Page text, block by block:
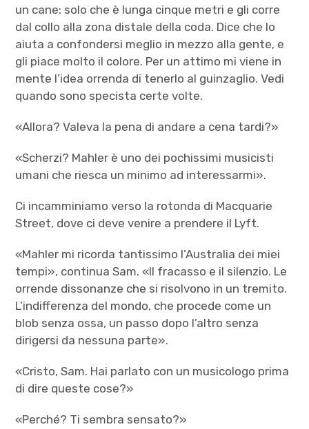
un cane: solo che è lunga cinque metri e gli corre
dal collo alla zona distale della coda. Dice che lo
aiuta a confondersi meglio in mezzo alla gente, e
gli piace molto il colore. Per un attimo mi viene in
mente l’idea orrenda di tenerlo al guinzaglio. Vedi
quando sono specista certe volte.
«Allora? Valeva la pena di andare a cena tardi?»
«Scherzi? Mahler è uno dei pochissimi musicisti
umani che riesca un minimo ad interessarmi».
Ci incamminiamo verso la rotonda di Macquarie
Street, dove ci deve venire a prendere il Lyft.
«Mahler mi ricorda tantissimo l’Australia dei miei
tempi», continua Sam. «Il fracasso e il silenzio. Le
orrende dissonanze che si risolvono in un tremito.
L’indifferenza del mondo, che procede come un
blob senza ossa, un passo dopo l’altro senza
dirigersi da nessuna parte».
«Cristo, Sam. Hai parlato con un musicologo prima
di dire queste cose?»
«Perché? Ti sembra sensato?»